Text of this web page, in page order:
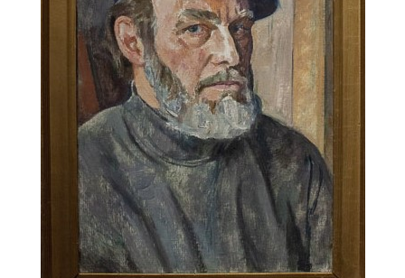
Курсы повышения квалификации
Центр непрерывного образования
Творческий инкубатор